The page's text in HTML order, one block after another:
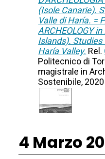
(Isole Canarie).
Valle di Haría. =
ARCHEOLOGY
Islands).
Haría Valley. Rel.
Politecnico di
magistrale in
Sostenibile, 2020
4 Marzo